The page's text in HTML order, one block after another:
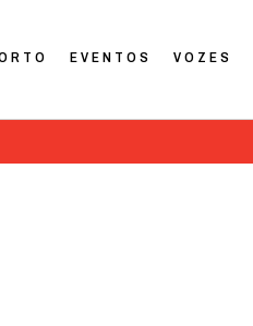
EVENTOS VOZES